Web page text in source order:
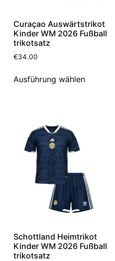
Curaçao Auswärtstrikot
Kinder WM 2026 Fußball
trikotsatz
€34.00
Ausführung wählen
Schottland Heimtrikot
Kinder WM 2026 Fußball
trikotsatz